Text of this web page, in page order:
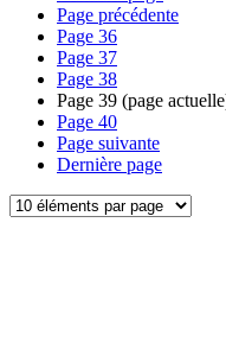
Page précédente
Page 36
Page 37
Page 38
Page 39 (page
Page 40
Page suivante
Dernière page